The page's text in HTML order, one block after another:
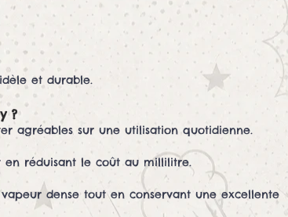
et durable.
?
agréables sur une utilisation quotidienne.
réduisant le coût au millilitre.
dense tout en conservant une excellente